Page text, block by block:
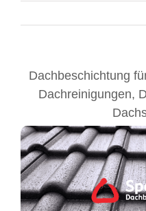
Dachbeschichtung
Dachreinigungen,